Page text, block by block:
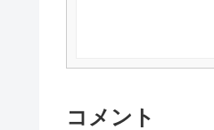
コメント